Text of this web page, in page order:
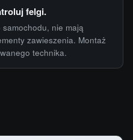
felgi.
nie mają
zawieszenia. Montaż
technika.